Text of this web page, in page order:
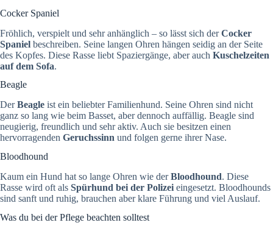
Cocker Spaniel
Fröhlich, verspielt und sehr anhänglich – so lässt sich derCocker
Spaniel beschreiben. Seine langen Ohren hängen seidig an der Seite
des Kopfes. Diese Rasse liebt Spaziergänge, aber auch Kuschelzeiten
auf dem Sofa.
Beagle
DerBeagle ist ein beliebter Familienhund. Seine Ohren sind nicht
ganz so lang wie beim Basset, aber dennoch auffällig. Beagle sind
neugierig, freundlich und sehr aktiv. Auch sie besitzen einen
hervorragenden Geruchssinn und folgen gerne ihrer Nase.
Bloodhound
Kaum ein Hund hat so lange Ohren wie derBloodhound. Diese
Rasse wird oft als Spürhund bei der Polizei eingesetzt. Bloodhounds
sind sanft und ruhig, brauchen aber klare Führung und viel Auslauf.
Was du bei der Pflege beachten solltest